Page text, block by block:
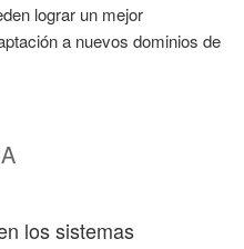
lograr un mejor
a nuevos dominios de
los sistemas